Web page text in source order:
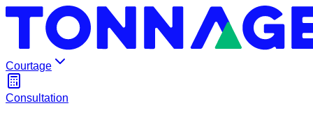
Courtage
Consultation